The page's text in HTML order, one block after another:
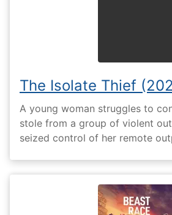
The Isolate Thief
A young woman struggles to
stole from a group of violent
seized control of her remote